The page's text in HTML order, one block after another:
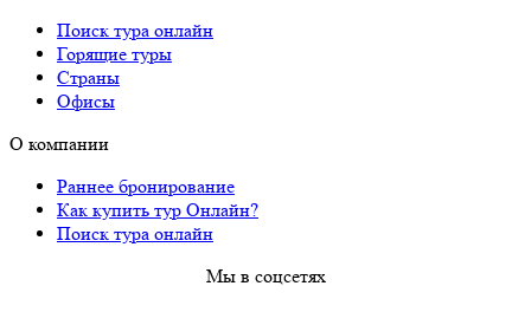
Поиск тура онлайн
Горящие туры
Страны
Офисы
О компании
Раннее бронирование
Как купить тур Онлайн?
Поиск тура онлайн
Мы в соцсетях